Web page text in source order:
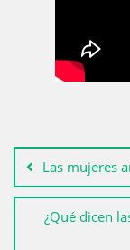
Las mujeres
¿Qué dicen